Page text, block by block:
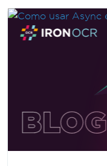
reconhecimento.